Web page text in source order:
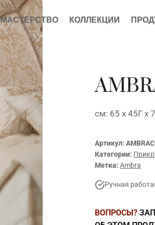
МАСТЕРСТВО КОЛЛЕКЦИИ
см: 65 x 45Г x
Артикул:
Категории:
Метка: Ambra
Ручная работа
ВОПРОСЫ?